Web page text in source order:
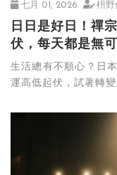
七月 01, 2026 枡野
日日是好日！禪
伏，每天都是無可
生活總有不順心？日
運高低起伏，試著轉